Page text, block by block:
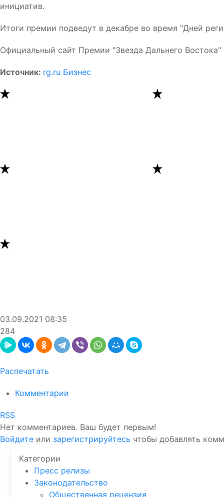
инициатив.
Итоги премии подведут в декабре во время "Дней
Официальный сайт Премии "Звезда Дальнего
Источник: rg.ru Бизнес
03.09.2021 08:35
284
Распечатать
Комментарии
RSS
Нет комментариев. Ваш будет первым!
Войдите или зарегистрируйтесь чтобы добавлять
Категории
Пресс релизы
Законодательство
Общественная рецензия